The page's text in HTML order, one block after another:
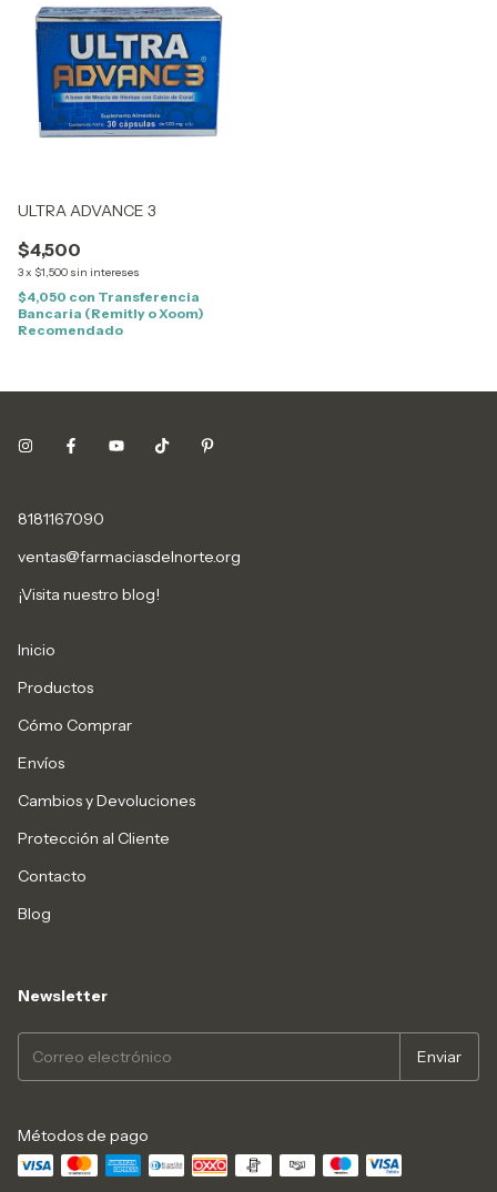
ULTRA ADVANCE 3
$4,500
3x $1,500 sin intereses
$4,050 con Transferencia
Bancaria (Remitly o Xoom)
Recomendado
8181167090
ventas@farmaciasdelnorte.org
¡Visita nuestro blog!
Inicio
Productos
Cómo Comprar
Envíos
Cambios y Devoluciones
Protección al Cliente
Contacto
Blog
Newsletter
Métodos de pago